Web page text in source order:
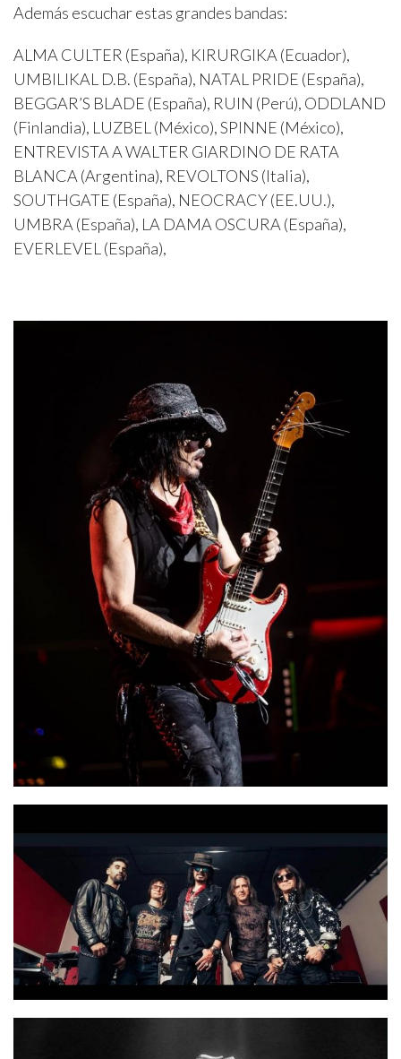
Además escuchar estas grandes bandas:
ALMA CULTER (España), KIRURGIKA (Ecuador),
UMBILIKAL D.B. (España), NATAL PRIDE (España),
BEGGAR’S BLADE (España), RUIN (Perú), ODDLAND
(Finlandia), LUZBEL (México), SPINNE (México),
ENTREVISTA A WALTER GIARDINO DE RATA
BLANCA (Argentina), REVOLTONS (Italia),
SOUTHGATE (España), NEOCRACY (EE.UU.),
UMBRA (España), LA DAMA OSCURA (España),
EVERLEVEL (España),